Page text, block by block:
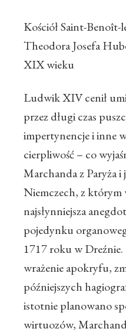
Kościół Saint-
Theodora Josefa
XIX wieku
Ludwik XIV cenił
przez długi czas
impertynencje i inne
cierpliwość – co
Marchanda z Paryża
Niemczech, z którym
najsłynniejsza
pojedynku
1717 roku w Dreźnie.
wrażenie apokryfu,
późniejszych
istotnie planowano
wirtuozów,